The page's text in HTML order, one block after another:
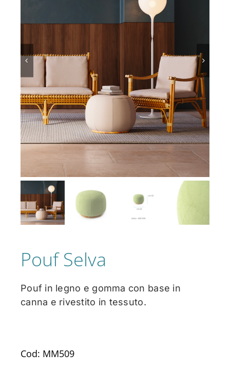
Pouf Selva
Pouf in legno e gomma con base in
canna e rivestito in tessuto.
Cod: MM509